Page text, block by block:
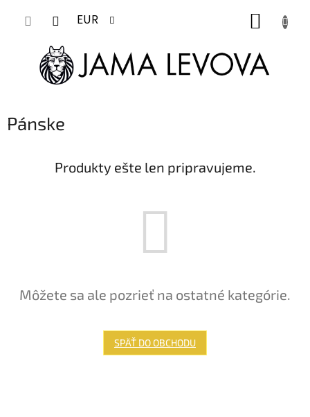
EUR
Pánske
Produkty ešte len pripravujeme.
Môžete sa ale pozrieť na ostatné kategórie.
SPÄŤ DO OBCHODU